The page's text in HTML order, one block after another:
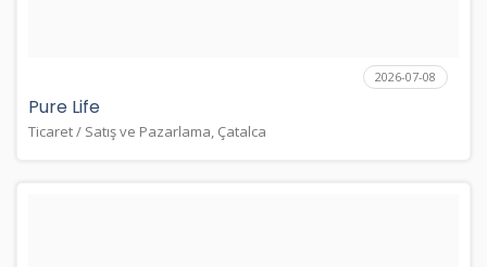
2026-07-08
Pure Life
Ticaret / Satış ve Pazarlama, Çatalca